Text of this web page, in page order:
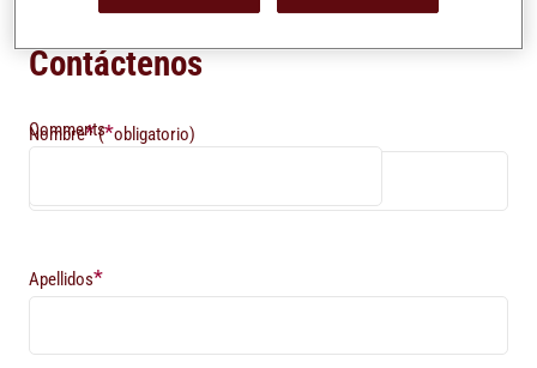
Contáctenos
Comments
Nombre*(*obligatorio)
Apellidos*